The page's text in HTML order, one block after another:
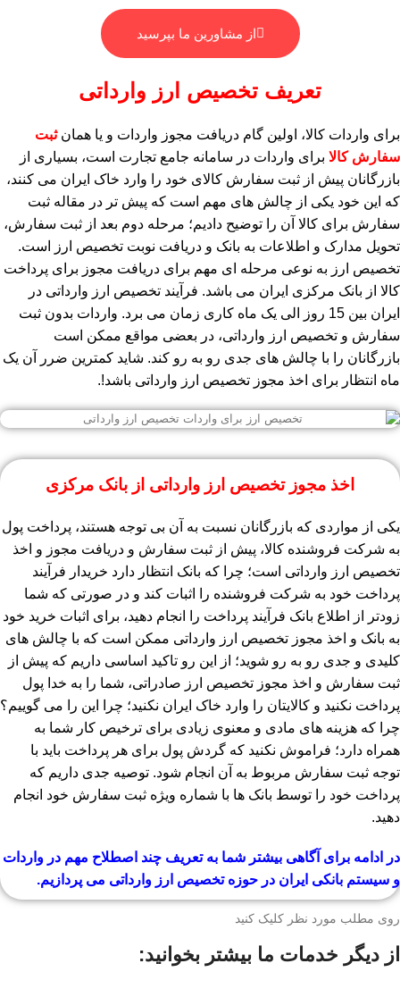
از مشاورین ما بپرسید
تعریف تخصیص ارز وارداتی
برای واردات کالا، اولین گام دریافت مجوز واردات و یا همانثبت
سفارش کالا برای واردات در سامانه جامع تجارت است، بسیاری از
بازرگانان پیش از ثبت سفارش کالای خود را وارد خاک ایران می کنند،
که این خود یکی از چالش های مهم است که پیش تر در مقاله ثبت
سفارش برای کالا آن را توضیح دادیم؛ مرحله دوم بعد از ثبت سفارش،
تحویل مدارک و اطلاعات به بانک و دریافت نوبت تخصیص ارز است.
تخصیص ارز به نوعی مرحله ای مهم برای دریافت مجوز برای پرداخت
کالا از بانک مرکزی ایران می باشد. فرآیند تخصیص ارز وارداتی در
ایران بین 15 روز الی یک ماه کاری زمان می برد.
واردات بدون ثبت
سفارش و تخصیص ارز وارداتی، در بعضی مواقع ممکن است
بازرگانان را با چالش های جدی رو به رو کند. شاید کمترین ضرر آن یک
ماه انتظار برای اخذ مجوز تخصیص ارز وارداتی باشد!.
اخذ مجوز تخصیص ارز وارداتی از بانک مرکزی
یکی از مواردی که بازرگانان نسبت به آن بی توجه هستند، پرداخت پول
به شرکت فروشنده کالا، پیش از ثبت سفارش و دریافت مجوز و اخذ
تخصیص ارز وارداتی است؛ چرا که بانک انتظار دارد خریدار فرآیند
پرداخت خود به شرکت فروشنده را اثبات کند و در صورتی که شما
زودتر از اطلاع بانک فرآیند پرداخت را انجام دهید، برای اثبات خرید خود
به بانک و اخذ مجوز تخصیص ارز وارداتی ممکن است که با چالش های
کلیدی و جدی رو به رو شوید؛ از این رو تاکید اساسی داریم که پیش از
ثبت سفارش و اخذ مجوز تخصیص ارز صادراتی، شما را به خدا پول
پرداخت نکنید و کالایتان را وارد خاک ایران نکنید؛ چرا این را می گوییم؟
چرا که هزینه های مادی و معنوی زیادی برای ترخیص کار شما به
همراه دارد؛ فراموش نکنید که گردش پول برای هر پرداخت باید با
توجه ثبت سفارش مربوط به آن انجام شود. توصیه جدی داریم که
پرداخت خود را توسط بانک ها با شماره ویژه ثبت سفارش خود انجام
دهید.
در ادامه برای آگاهی بیشتر شما به تعریف چند اصطلاح مهم در واردات
و سیستم بانکی ایران در حوزه تخصیص ارز وارداتی می پردازیم.
روی مطلب مورد نظر کلیک کنید
از دیگر خدمات ما بیشتر بخوانید: